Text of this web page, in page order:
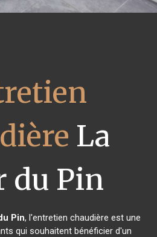
La
du Pin
Pin, l'entretien chaudière est une
qui souhaitent bénéficier d'un